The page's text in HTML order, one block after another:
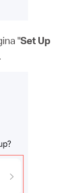
"Set Up